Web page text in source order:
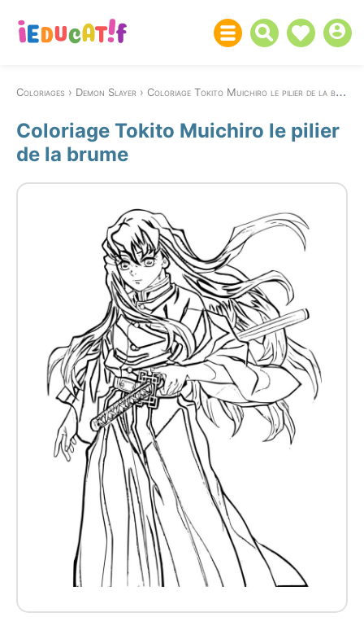
Coloriages Demon Slayer Coloriage Tokito Muichiro le pilier de la brume
Coloriage Tokito Muichiro le pilier
de la brume